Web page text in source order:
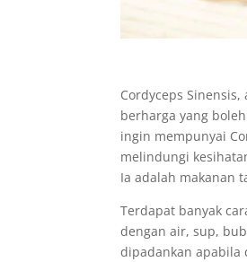
Cordyceps
berharga yang
ingin mempunyai
melindungi
Ia adalah makanan
Terdapat banyak
dengan air, sup,
dipadankan apabila